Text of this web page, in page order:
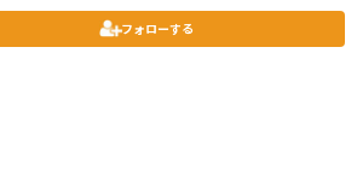
フォローする